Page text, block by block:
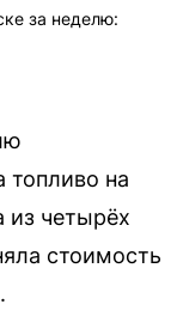
за неделю:
топливо на
из четырёх
стоимость